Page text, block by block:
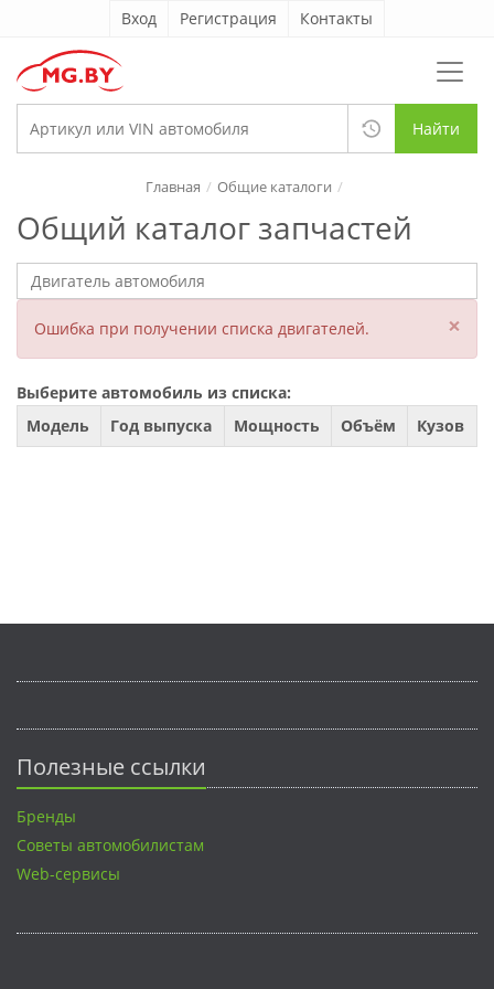
Вход Регистрация Контакты
Найти
Общий каталог запчастей
Главная Общие каталоги
Ошибка при получении списка двигателей. ×
Выберите автомобиль из списка:
Модель
Год выпуска Мощность Объём Кузов
Полезные ссылки
Бренды
Советы автомобилистам
Web-сервисы